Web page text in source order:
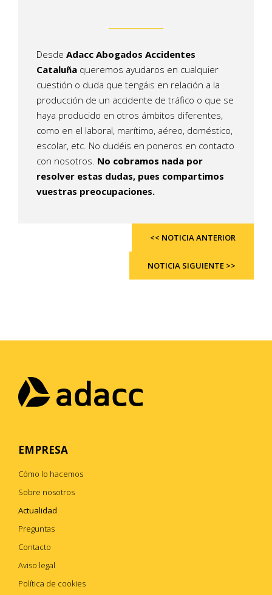
Desde Adacc Abogados Accidentes
Cataluña queremos ayudaros en cualquier
cuestión o duda que tengáis en relación a la
producción de un accidente de tráfico o que se
haya producido en otros ámbitos diferentes,
como en el laboral, marítimo, aéreo, doméstico,
escolar, etc. No dudéis en poneros en contacto
con nosotros. No cobramos nada por
resolver estas dudas, pues compartimos
vuestras preocupaciones.
<< NOTICIA ANTERIOR
NOTICIA SIGUIENTE >>
EMPRESA
Cómo lo hacemos
Sobre nosotros
Actualidad
Preguntas
Contacto
Aviso legal
Política de cookies